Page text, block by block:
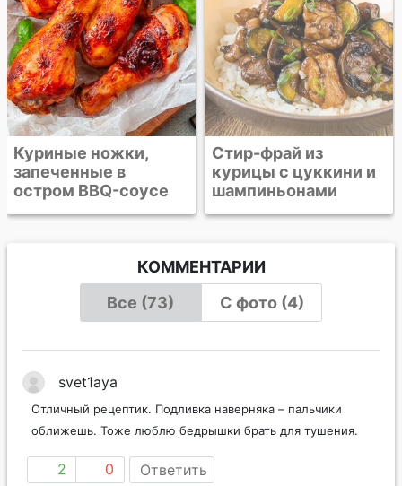
Куриные ножки,
запеченные в
остром BBQ-соусе
Стир-фрай из
курицы с цуккини и
шампиньонами
КОММЕНТАРИИ
Все (73)
С фото (4)
svet1aya
Отличный рецептик. Подливка наверняка – пальчики
оближешь. Тоже люблю бедрышки брать для тушения.
2 0 Ответить